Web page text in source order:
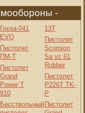
-
Гроза-041
EVO
Пистолет
ПМ-Т
Пистолет
Grand
Power T
910
Бесствольный
13Т
Пистолет
Scorpion
Sa vz.61
Rubber
Пистолет
P226T TK-
P
Пистолет